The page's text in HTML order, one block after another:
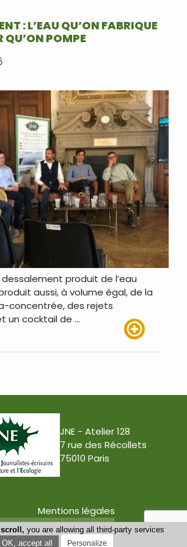
: L’EAU QU’ON FABRIQUE
QU’ON POMPE
produit de l’eau
aussi, à volume égal, de la
concentrée, des rejets
un cocktail de …
JNE - Atelier 128
7 rue des Récollets
75010 Paris
Mentions légales
: Tabula Rasa
you are allowing all third-party services
accept all
Personalize